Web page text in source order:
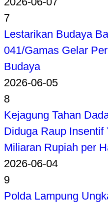
7
Lestarikan Budaya
041/Gamas Gelar
Budaya
2026-06-05
8
Kejagung Tahan
Diduga Raup Insentif
Miliaran Rupiah per
2026-06-04
9
Polda Lampung